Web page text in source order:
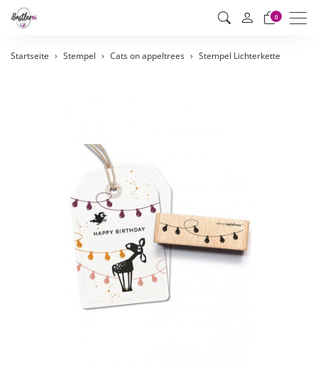
0
Startseite Stempel Cats on appeltrees Stempel Lichterkette